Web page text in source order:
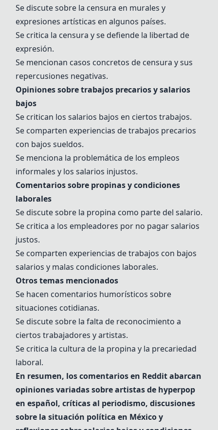
Se discute sobre la censura en murales y
expresiones artísticas en algunos países.
Se critica la censura y se defiende la libertad de
expresión.
Se mencionan casos concretos de censura y sus
repercusiones negativas.
Opiniones sobre trabajos precarios y salarios
bajos
Se critican los salarios bajos en ciertos trabajos.
Se comparten experiencias de trabajos precarios
con bajos sueldos.
Se menciona la problemática de los empleos
informales y los salarios injustos.
Comentarios sobre propinas y condiciones
laborales
Se discute sobre la propina como parte del salario.
Se critica a los empleadores por no pagar salarios
justos.
Se comparten experiencias de trabajos con bajos
salarios y malas condiciones laborales.
Otros temas mencionados
Se hacen comentarios humorísticos sobre
situaciones cotidianas.
Se discute sobre la falta de reconocimiento a
ciertos trabajadores y artistas.
Se critica la cultura de la propina y la precariedad
laboral.
En resumen, los comentarios en Reddit abarcan
opiniones variadas sobre artistas de hyperpop
en español, críticas al periodismo, discusiones
sobre la situación política en México y